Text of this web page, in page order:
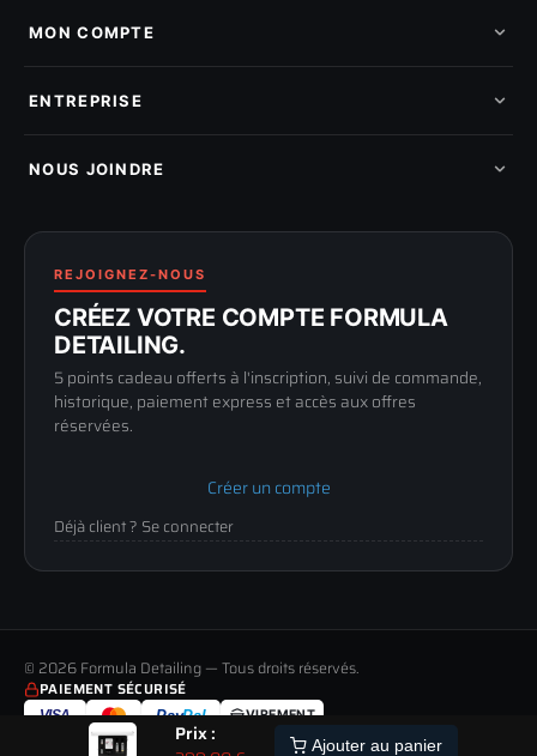
Prix :
Ajouter au panier
LIVRAISON
PAIEMENT
Nos marques
Pads de polissage
Pièces détachées
MON COMPTE
Mes tickets SAV
Mon parrainage
Programme fidelite
ENTREPRISE
Compte pro
Politique de retour
Conditions générales
Mentions légales
Confidentialité
NOUS JOINDRE
89100 SENS
03 73 61 02 02
Lun-Ven
9h-12h / 14h-17h
REJOIGNEZ-NOUS
CRÉEZ VOTRE COMPTE FORMULA
DETAILING.
5 points cadeau offerts à l'inscription, suivi de commande,
historique, paiement express et accès aux offres
réservées.
Créer un compte
Déjà client ? Se connecter
PAIEMENT SÉCURISÉ
VISA PayPal VIREMENT
© 2026 Formula Detailing — Tous droits réservés.